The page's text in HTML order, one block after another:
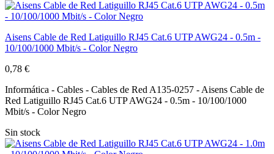
Aisens Cable de Red Latiguillo RJ45 Cat.6 UTP AWG24 - 0.5m -
10/100/1000 Mbit/s - Color Negro
0,78 €
Informática - Cables - Cables de Red A135-0257 - Aisens Cable de
Red Latiguillo RJ45 Cat.6 UTP AWG24 - 0.5m - 10/100/1000
Mbit/s - Color Negro
Sin stock